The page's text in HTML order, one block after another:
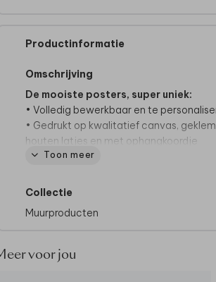
Productinformatie
Omschrijving
De mooiste posters, super uniek:
• Volledig bewerkbaar en te
• Gedrukt op kwalitatief canvas,
houten latjes en met ophangkoordje
• Formaat 30 x 40 cm
er bij
• Zonder foliedruk
Toon meer
Collectie
Muurproducten
voor jou